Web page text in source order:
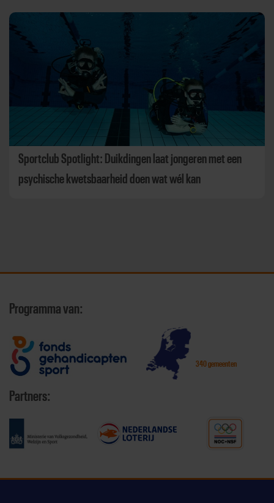
Sportclub Spotlight: Duikdingen laat jongeren met een
psychische kwetsbaarheid doen wat wél kan
Programma van:
340 gemeenten
Partners: